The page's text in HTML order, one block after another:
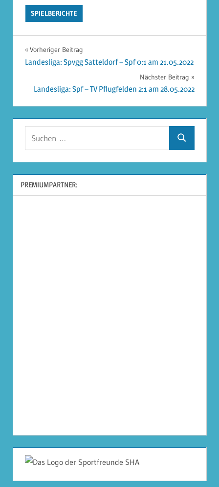
SPIELBERICHTE
Beitragsnavigation
Vorheriger Beitrag
Landesliga: Spvgg Satteldorf – Spf 0:1 am 21.05.2022
Nächster Beitrag
Landesliga: Spf – TV Pflugfelden 2:1 am 28.05.2022
Suchen
PREMIUMPARTNER: